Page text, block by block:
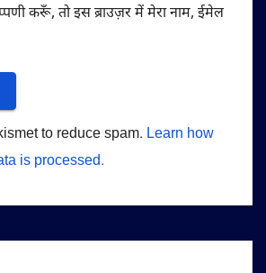
करूँ, तो इस ब्राउज़र में मेरा नाम, ईमेल
to reduce spam. Learn how
is processed.